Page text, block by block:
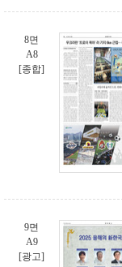
8면
A8
[종합]
9면
A9
[광고]